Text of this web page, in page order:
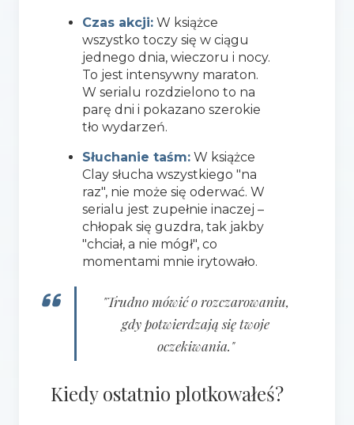
Czas akcji:W książce
wszystko toczy się w ciągu
jednego dnia, wieczoru i nocy.
To jest intensywny maraton.
W serialu rozdzielono to na
parę dni i pokazano szerokie
tło wydarzeń.
Słuchanie taśm:W książce
Clay słucha wszystkiego "na
raz", nie może się oderwać. W
serialu jest zupełnie inaczej –
chłopak się guzdra, tak jakby
"chciał, a nie mógł", co
momentami mnie irytowało.
"Trudno mówić o rozczarowaniu,
gdy potwierdzają się twoje
oczekiwania."
Kiedy ostatnio plotkowałeś?